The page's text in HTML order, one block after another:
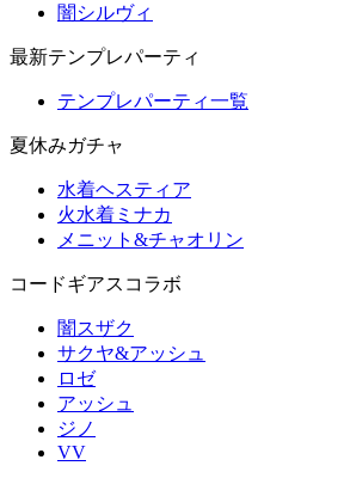
闇シルヴィ
最新テンプレパーティ
テンプレパーティ一覧
夏休みガチャ
水着ヘスティア
火水着ミナカ
メニット&チャオリン
コードギアスコラボ
闇スザク
サクヤ&アッシュ
ロゼ
アッシュ
ジノ
VV